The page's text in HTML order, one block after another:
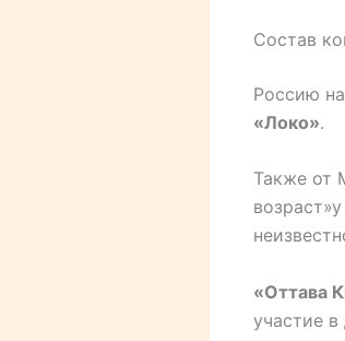
Состав
Россию
«Локо».
Также от
«Оттава
участие